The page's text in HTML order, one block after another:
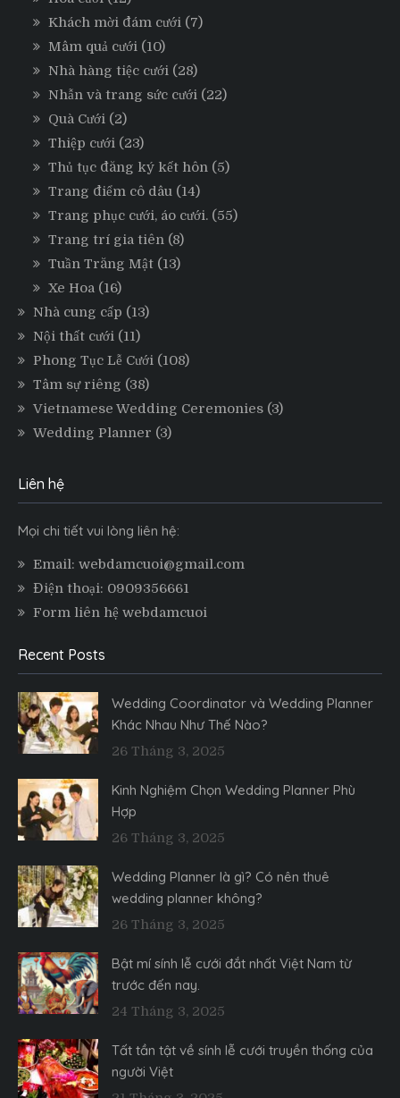
Khách mời đám cưới (7)
Mâm quả cưới (10)
Nhà hàng tiệc cưới (28)
Nhẫn và trang sức cưới (22)
Quà Cưới (2)
Thiệp cưới (23)
Thủ tục đăng ký kết hôn (5)
Trang điểm cô dâu (14)
Trang phục cưới, áo cưới. (55)
Trang trí gia tiên (8)
Tuần Trăng Mật (13)
Xe Hoa (16)
Nhà cung cấp (13)
Nội thất cưới (11)
Phong Tục Lễ Cưới (108)
Tâm sự riêng (38)
Vietnamese Wedding Ceremonies (3)
Wedding Planner (3)
Liên hệ
Mọi chi tiết vui lòng liên hệ:
Email: webdamcuoi@gmail.com
Điện thoại: 0909356661
Form liên hệ webdamcuoi
Recent Posts
Wedding Coordinator và Wedding Planner
Khác Nhau Như Thế Nào?
26 Tháng 3, 2025
Kinh Nghiệm Chọn Wedding Planner Phù
Hợp
26 Tháng 3, 2025
Wedding Planner là gì? Có nên thuê
wedding planner không?
26 Tháng 3, 2025
Bật mí sính lễ cưới đắt nhất Việt Nam từ
trước đến nay.
24 Tháng 3, 2025
Tất tần tật về sính lễ cưới truyền thống của
người Việt